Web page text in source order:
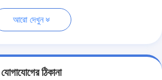
আরো দেখুন
যোগাযোগের ঠিকানা